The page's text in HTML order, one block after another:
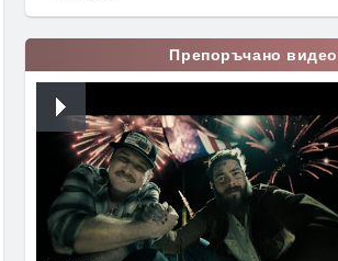
Препоръчано видео